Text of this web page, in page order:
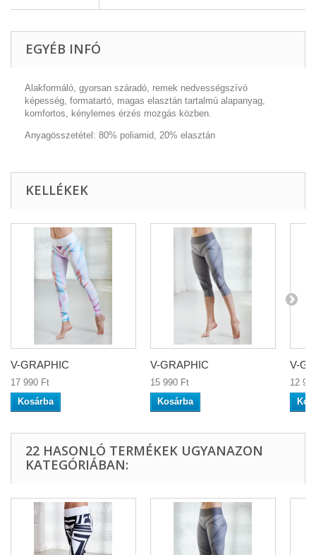
EGYÉB INFÓ
Alakformáló, gyorsan száradó, remek nedvességszívó
képesség, formatartó, magas elasztán tartalmú alapanyag,
komfortos, kénylemes érzés mozgás közben.
Anyagösszetétel: 80% poliamid, 20% elasztán
KELLÉKEK
V-GRAPHIC
17 990 Ft‎
Kosárba
V-GRAPHIC
15 990 Ft‎
Kosárba
V-
12
22 HASONLÓ TERMÉKEK UGYANAZON
KATEGÓRIÁBAN: